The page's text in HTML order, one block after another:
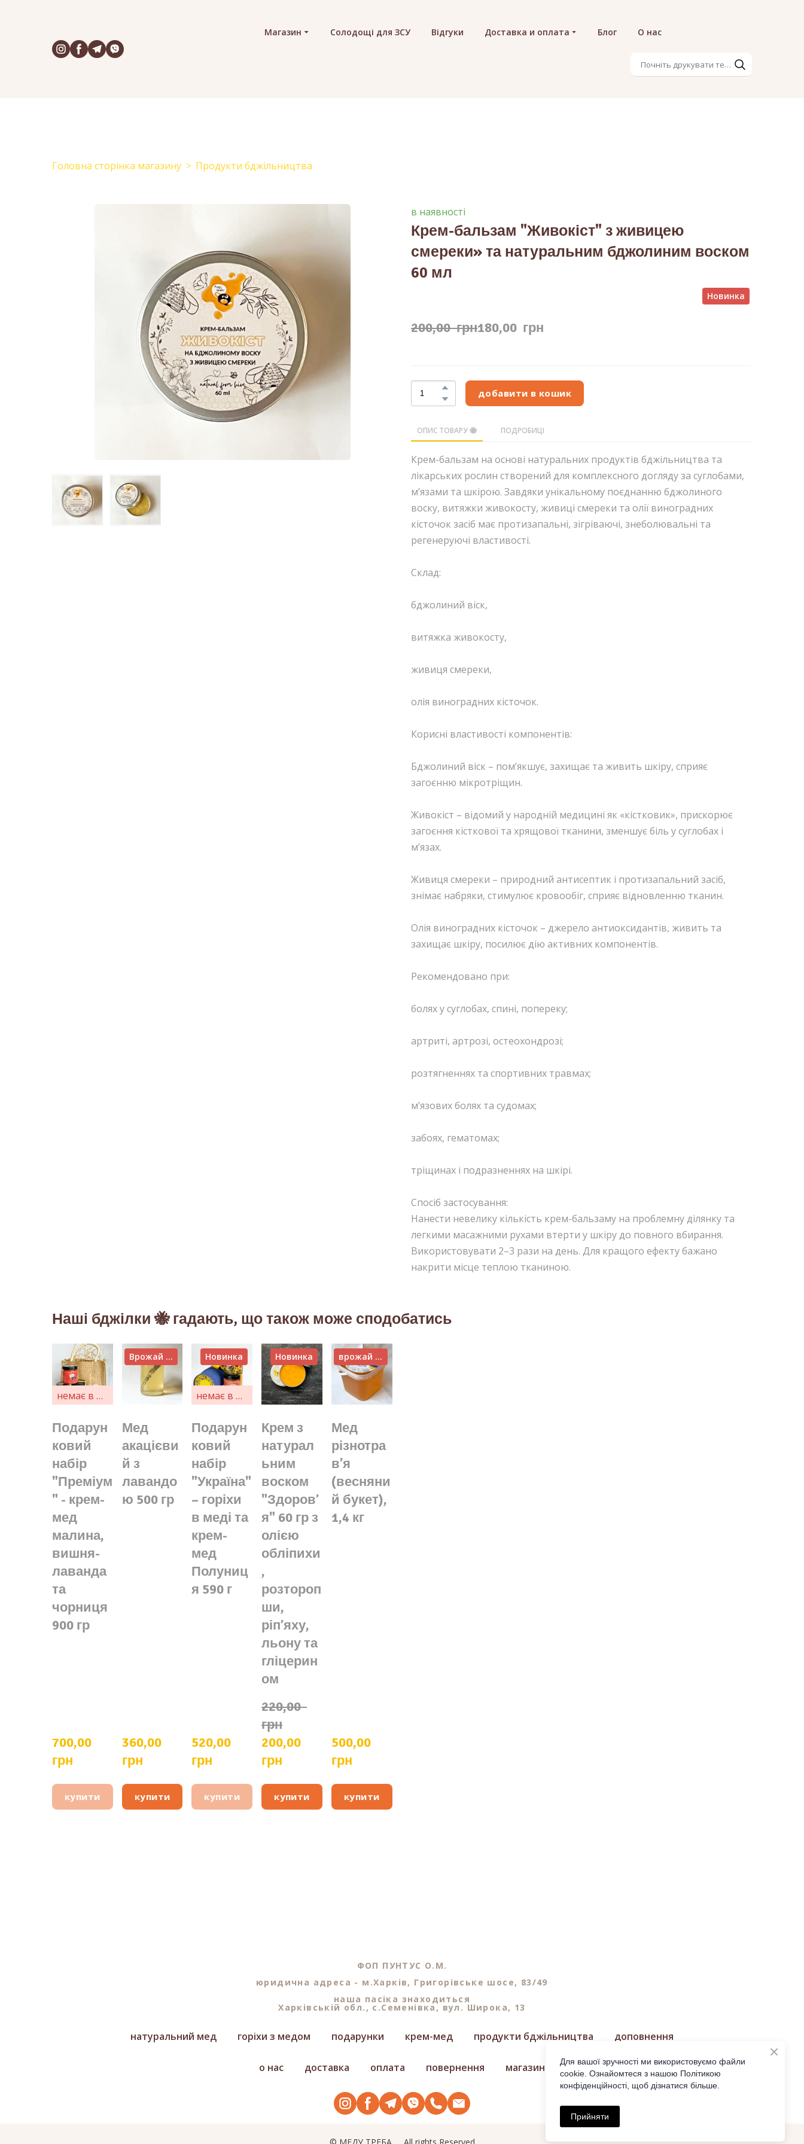
Магазин Солодощі для ЗСУ Відгуки Доставка и оплата Блог О нас
Головна сторінка магазину Продукти бджільництва
в наявності
Крем-бальзам "Живокіст" з живицею
смереки» та натуральним бджолиним воском
60 мл
Новинка
200,00  грн180,00  грн
добавити в кошик
ОПИС ТОВАРУ 🐝 ПОДРОБИЦІ
Крем-бальзам на основі натуральних продуктів бджільництва та
лікарських рослин створений для комплексного догляду за суглобами,
м’язами та шкірою. Завдяки унікальному поєднанню бджолиного
воску, витяжки живокосту, живиці смереки та олії виноградних
кісточок засіб має протизапальні, зігріваючі, знеболювальні та
регенеруючі властивості.
Склад:
бджолиний віск,
витяжка живокосту,
живиця смереки,
олія виноградних кісточок.
Корисні властивості компонентів:
Бджолиний віск – пом’якшує, захищає та живить шкіру, сприяє
загоєнню мікротріщин.
Живокіст – відомий у народній медицині як «кістковик», прискорює
загоєння кісткової та хрящової тканини, зменшує біль у суглобах і
м’язах.
Живиця смереки – природний антисептик і протизапальний засіб,
знімає набряки, стимулює кровообіг, сприяє відновленню тканин.
Олія виноградних кісточок – джерело антиоксидантів, живить та
захищає шкіру, посилює дію активних компонентів.
Рекомендовано при:
болях у суглобах, спині, попереку;
артриті, артрозі, остеохондрозі;
розтягненнях та спортивних травмах;
м’язових болях та судомах;
забоях, гематомах;
тріщинах і подразненнях на шкірі.
Спосіб застосування:
Нанести невелику кількість крем-бальзаму на проблемну ділянку та
легкими масажними рухами втерти у шкіру до повного вбирання.
Використовувати 2–3 рази на день. Для кращого ефекту бажано
накрити місце теплою тканиною.
Наші бджілки 🐝 гадають, що також може сподобатись
немає в наявності
Подарун
ковий
набір
"Преміум
" - крем-
мед
малина,
вишня-
лаванда
та
чорниця
900 гр
700,00
грн
купити
Врожай 2026
Мед
акацієви
й з
лавандо
ю 500 гр
360,00
грн
купити
Новинка
немає в наявності
Подарун
ковий
набір
"Україна"
– горіхи
в меді та
крем-
мед
Полуниц
я 590 г
520,00
грн
купити
Новинка
Крем з
натурал
ьним
воском
"Здоровʼ
я" 60 гр з
олією
обліпихи
,
розтороп
ши,
ріпʼяху,
льону та
гліцерин
ом
220,00
грн
200,00
грн
купити
врожай 2026
Мед
різнотра
в’я
(весняни
й букет),
1,4 кг
500,00
грн
купити
ФОП ПУНТУС О.М.
юридична адреса - м.Харків, Григорівське шосе, 83/49
наша пасіка знаходиться
Харківській обл., с.Семенівка, вул. Широка, 13
натуральний мед горіхи з медом подарунки крем-мед продукти бджільництва доповнення
о нас доставка оплата повернення магазин
Для вашої зручності ми використовуємо файли
cookie. Ознайомтеся з нашою Політикою
конфіденційності, щоб дізнатися більше.
Прийняти